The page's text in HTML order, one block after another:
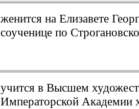
женится на Елизавете
соученице по
учится в Высшем
Императорской Академии